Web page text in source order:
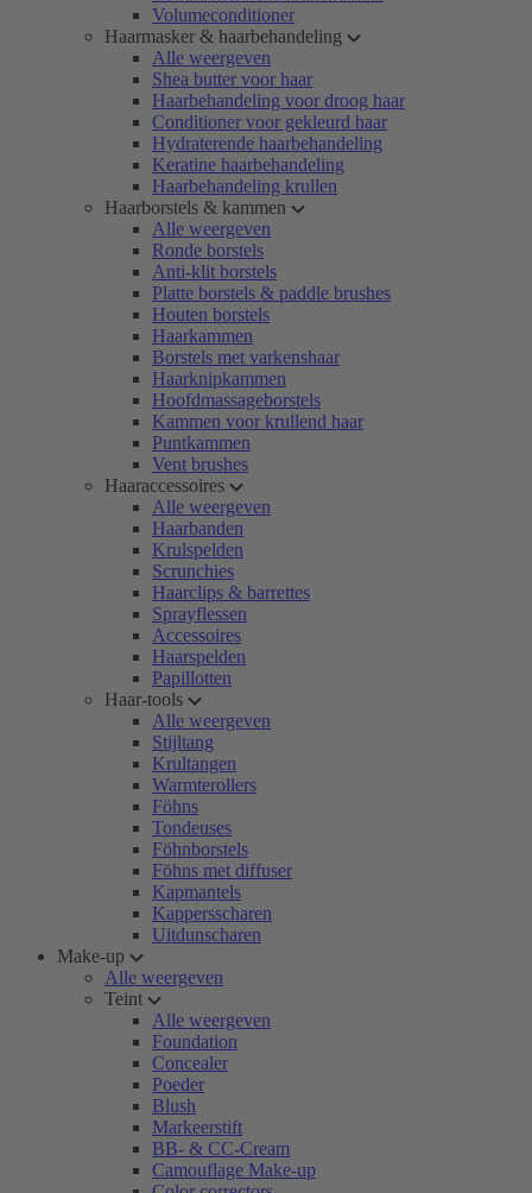
Volumeconditioner
Haarmasker & haarbehandeling
Alle weergeven
Shea butter voor haar
Haarbehandeling voor droog haar
Conditioner voor gekleurd haar
Hydraterende haarbehandeling
Keratine haarbehandeling
Haarbehandeling krullen
Haarborstels & kammen
Alle weergeven
Ronde borstels
Anti-klit borstels
Platte borstels & paddle brushes
Houten borstels
Haarkammen
Borstels met varkenshaar
Haarknipkammen
Hoofdmassageborstels
Kammen voor krullend haar
Puntkammen
Vent brushes
Haaraccessoires
Alle weergeven
Haarbanden
Krulspelden
Scrunchies
Haarclips & barrettes
Sprayflessen
Accessoires
Haarspelden
Papillotten
Haar-tools
Alle weergeven
Stijltang
Krultangen
Warmterollers
Föhns
Tondeuses
Föhnborstels
Föhns met diffuser
Kapmantels
Kappersscharen
Uitdunscharen
Make-up
Alle weergeven
Teint
Alle weergeven
Foundation
Concealer
Poeder
Blush
Markeerstift
BB- & CC-Cream
Camouflage Make-up